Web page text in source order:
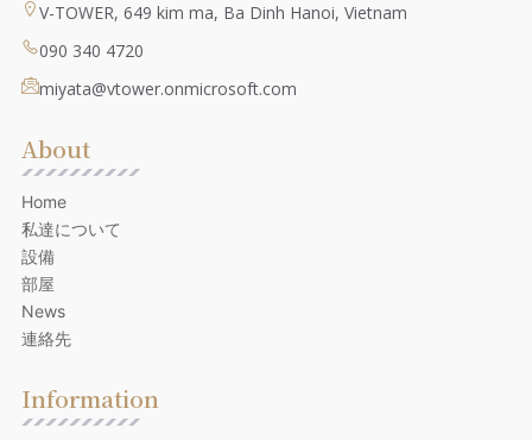
V-TOWER, 649 kim ma, Ba Dinh Hanoi, Vietnam
090 340 4720
miyata@vtower.onmicrosoft.com
About
Home
私達について
設備
部屋
News
連絡先
Information